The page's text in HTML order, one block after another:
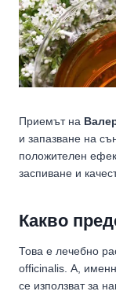
Приемът на
и запазване на
положителен
заспиване и
Какво
Това е лечебно
officinalis. А,
се използват за